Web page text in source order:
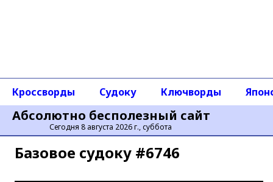
Абсолютно бесполезный сайт
Сегодня 8 августа 2026 г., суббота
Кроссворды Судоку Ключворды
Базовое cудоку #6746